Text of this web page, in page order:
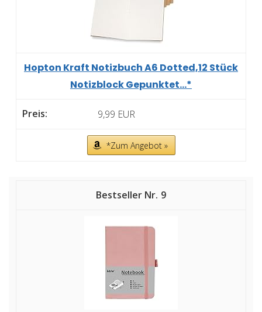
Hopton Kraft Notizbuch A6 Dotted,12 Stück
Notizblock Gepunktet...*
9,99 EUR
*Zum Angebot »
9